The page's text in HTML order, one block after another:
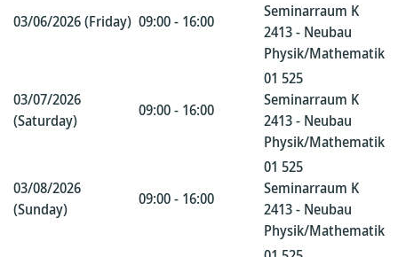
03/06/2026 (Friday) 09:00 - 16:00
Seminarraum K
2413 - Neubau
Physik/Mathematik
03/07/2026
(Saturday)
09:00 - 16:00
01 525
Seminarraum K
2413 - Neubau
Physik/Mathematik
03/08/2026
(Sunday)
09:00 - 16:00
01 525
Seminarraum K
2413 - Neubau
Physik/Mathematik